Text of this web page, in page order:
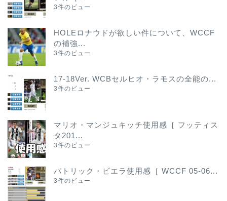
3件のビュー
HOLEロナウドが欲しい件について、WCCF
の補強...
3件のビュー
17-18Ver. WCBセルヒオ・ラモスの全能の...
3件のビュー
マリオ・マンジュキッチ使用感［ フッティス
タ201...
3件のビュー
パトリック・ビエラ使用感［ WCCF 05-06...
3件のビュー